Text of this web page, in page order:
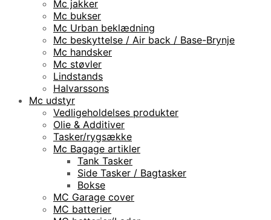
Mc jakker
Mc bukser
Mc Urban beklædning
Mc beskyttelse / Air back / Base-Brynje
Mc handsker
Mc støvler
Lindstands
Halvarssons
Mc udstyr
Vedligeholdelses produkter
Olie & Additiver
Tasker/rygsække
Mc Bagage artikler
Tank Tasker
Side Tasker / Bagtasker
Bokse
MC Garage cover
MC batterier